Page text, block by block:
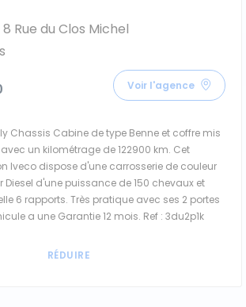
Rue du Clos Michel
Voir l'agence
Chassis Cabine de type Benne et coffre mis
avec un kilométrage de 122900 km. Cet
Iveco dispose d'une carrosserie de couleur
Diesel d'une puissance de 150 chevaux et
6 rapports. Très pratique avec ses 2 portes
a une Garantie 12 mois. Ref : 3du2p1k